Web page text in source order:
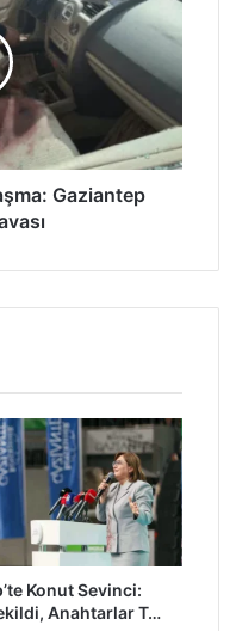
Gaziantep
Konut Sevinci:
Anahtarlar T…